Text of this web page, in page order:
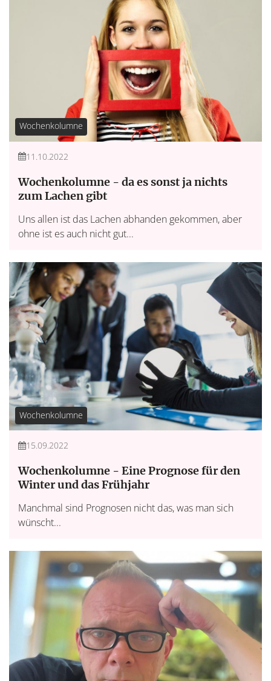
Wochenkolumne
11.10.2022
Wochenkolumne - da es sonst ja nichts
zum Lachen gibt
Uns allen ist das Lachen abhanden gekommen, aber
ohne ist es auch nicht gut...
Wochenkolumne
15.09.2022
Wochenkolumne - Eine Prognose für den
Winter und das Frühjahr
Manchmal sind Prognosen nicht das, was man sich
wünscht...